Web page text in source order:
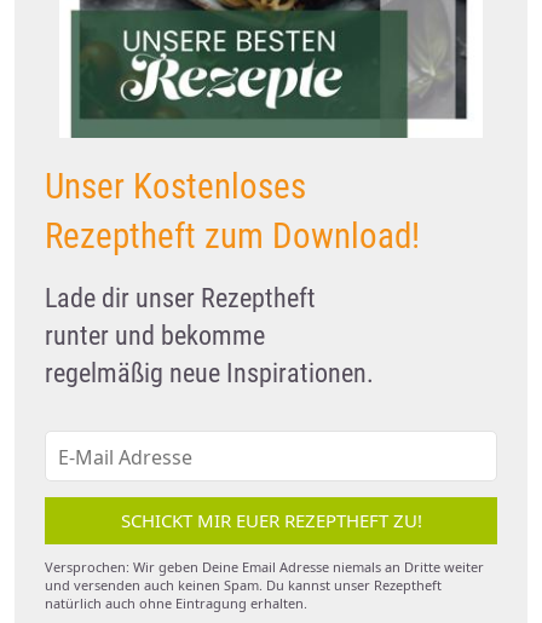
Unser Kostenloses
Rezeptheft zum Download!
Lade dir unser Rezeptheft
runter und bekomme
regelmäßig neue Inspirationen.
SCHICKT MIR EUER REZEPTHEFT ZU!
Versprochen: Wir geben Deine Email Adresse niemals an Dritte weiter
und versenden auch keinen Spam. Du kannst unser Rezeptheft
natürlich auch ohne Eintragung erhalten.